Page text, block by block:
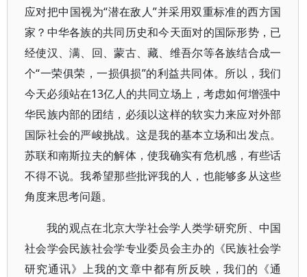
应对把中国视为“潜在敌人”并采用双重标准的西方国
家？中华各族的共同历史和今天面对的国际形势，已
经使汉、满、回、蒙古、藏、维吾尔等各族结合成一
个“一荣俱荣，一损俱损”的利益共同体。所以，我们
今天必须站在13亿人的共同立场上，考虑如何增强中
华民族内部的团结，必须以这样的软实力来应对外部
国际社会的严峻挑战。这是我的基本立场和出发点。
苏联和南斯拉夫的解体，使我确实有危机感，有些话
不得不说。我希望那些批评我的人，也能够多从这些
角度来思考问题。
我的观点在北京大学社会学人类学研究所、中国
社会学会民族社会学专业委员会主办的《民族社会学
研究通讯》上我的文章中都有所反映，我们的《通